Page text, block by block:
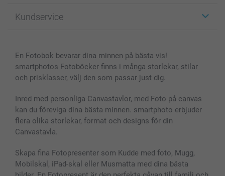
Fotoböcker
Skal till Mobil & Surfplatta
MyNameBook
Fotoramar & Tillbehör
Presentkort
Alla fotoprodukter
För affiliates
Sitemap
Villkor och garantier
Kundservice
smartbonus
Priser & betalning
En Fotobok bevarar dina minnen på bästa vis!
smartphotos Fotoböcker finns i många storlekar, stilar
och prisklasser, välj den som passar just dig.
Inred med personliga Canvastavlor, med Foto på canvas
kan du föreviga dina bästa minnen. smartphoto erbjuder
flera olika storlekar, format och designs för din
Canvastavla.
Skapa fina Fotopresenter som Kudde med foto, Mugg,
Mobilskal, iPad-skal eller Musmatta med dina bästa